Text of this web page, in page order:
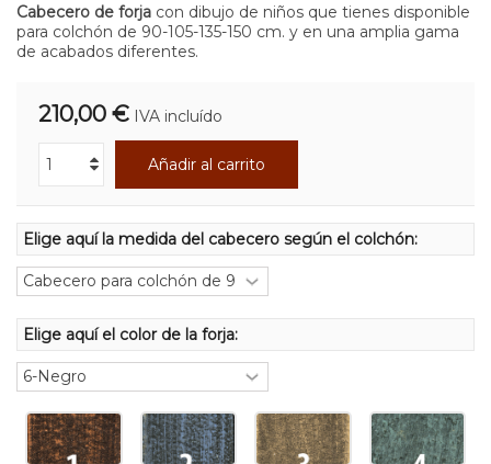
Cabecero de forja con dibujo de niños que tienes disponible
para colchón de 90-105-135-150 cm. y en una amplia gama
de acabados diferentes.
210,00 € IVA incluído
Añadir al carrito
Elige aquí la medida del cabecero según el colchón:
Elige aquí el color de la forja: